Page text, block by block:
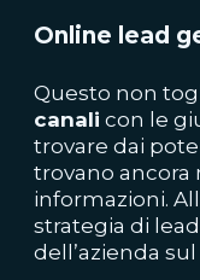
Online lead
Questo non
canali con le
trovare dai
trovano ancora
informazioni.
strategia di
dell’azienda